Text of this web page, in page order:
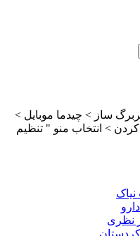
ساز > چیدما موبایل >
> انتخاب منو " تنظیم
نظری